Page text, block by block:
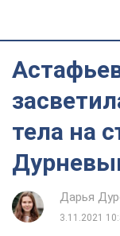
тела на
Дарья
3.11.2021